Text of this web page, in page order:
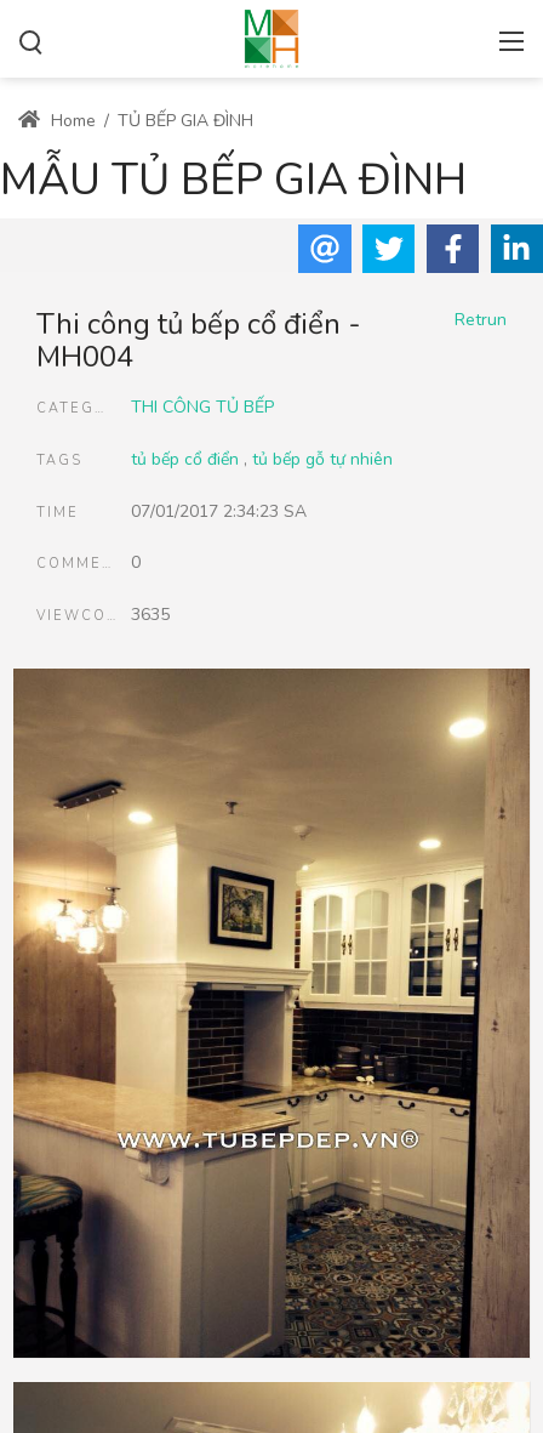
Home / TỦ BẾP GIA ĐÌNH
MẪU TỦ BẾP GIA ĐÌNH
Retrun
Thi công tủ bếp cổ điển -
MH004
CATEGORIES THI CÔNG TỦ BẾP
TAGS tủ bếp cổ điển , tủ bếp gỗ tự nhiên
TIME 07/01/2017 2:34:23 SA
COMMENTS 0
VIEWCOUNT 3635